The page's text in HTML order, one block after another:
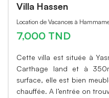
Villa Hassen
Location de Vacances à
7,000 TND
Cette villa est située à
Carthage land et à
surface, elle est bien
chauffée. A l’entrée on